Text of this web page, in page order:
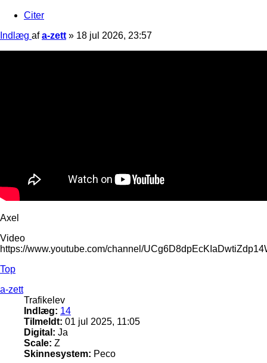
Citer
Indlæg afa-zett » 18 jul 2026, 23:57
Axel
Video
https://www.youtube.com/channel/
Top
a-zett
Trafikelev
Indlæg: 14
Tilmeldt: 01 jul 2025, 11:05
Digital: Ja
Scale: Z
Skinnesystem: Peco